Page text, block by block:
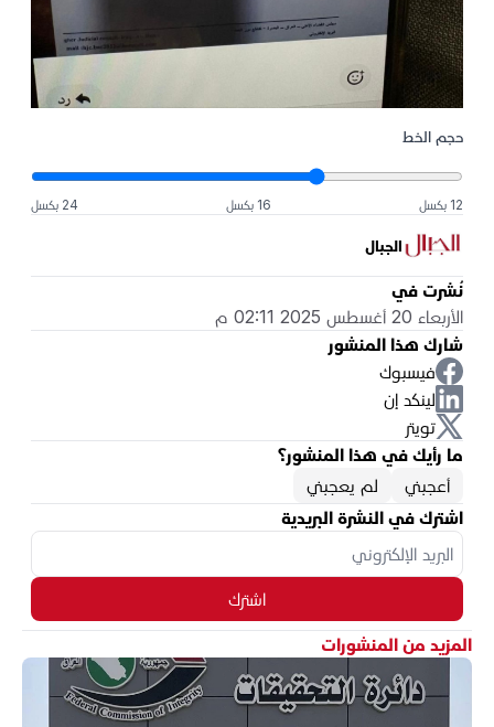
حجم الخط
12 بكسل 16 بكسل 24 بكسل
الجبال
نُشرت في
الأربعاء 20 أغسطس 2025 02:11 م
شارك هذا المنشور
فيسبوك
لينكد إن
تويتر
ما رأيك في هذا المنشور؟
أعجبني
لم يعجبني
اشترك في النشرة البريدية
اشترك
المزيد من المنشورات